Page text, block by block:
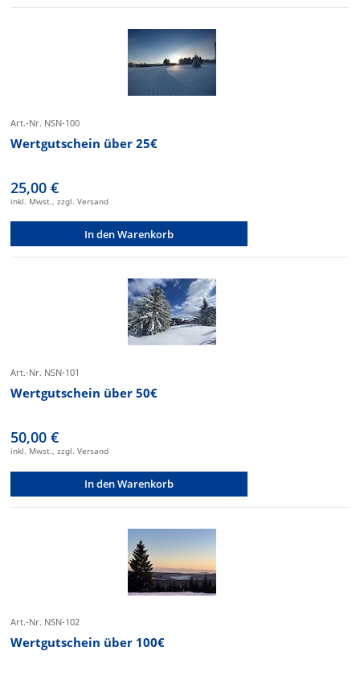
Art.-Nr. NSN-100
Wertgutschein über 25€
25,00 €
inkl. Mwst., zzgl. Versand
In den Warenkorb
Art.-Nr. NSN-101
Wertgutschein über 50€
50,00 €
inkl. Mwst., zzgl. Versand
In den Warenkorb
Art.-Nr. NSN-102
Wertgutschein über 100€